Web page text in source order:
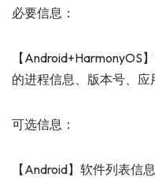
必要信息：
【Android+HarmonyOS
的进程信息、版本号、
可选信息：
【Android】软件列表信